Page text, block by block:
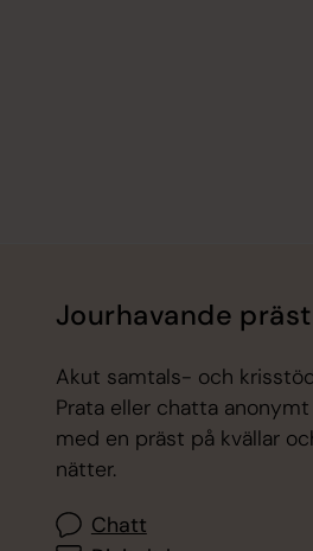
Jourhavande präst
Akut samtals- och
Prata eller chatta anonymt
med en präst på kvällar
nätter.
Chatt